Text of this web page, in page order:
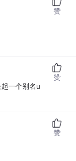
赞
一个别名u
赞
赞